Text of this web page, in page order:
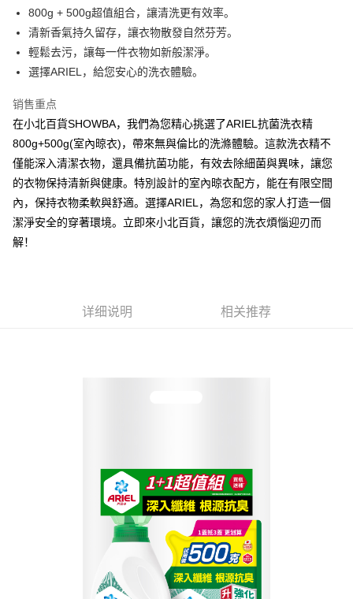
AFTEE先享后付
相关说明
一、關於 AFTEE先享後付
1. 於付款方式選擇AFTEE先享後付，將跳出AFTEE先享後付手機驗證視
2. 進行簡訊驗證之後，即可完成結帳手續。
3. 訂單確認後不需事先繳費，商品會配送至您的指定地址。
4. 下訂完成後，您的手機會收到一封繳費通知簡訊，APP會員則會收到
AFTEE APP推播通知。
5. 收到商品當下無需繳費，確認無誤後，請再利用繳費通知簡訊或AFTEE
APP於四大便利商店‧ATM/網銀等方式進行付款。
請留意繳費期限為 14 天。唯有下載 AFTEE App 成為 AFTEE 會員者方能享
有最長 45 天內付款之服務。
繳費期限，為商家向您請款的時間，再加上使用AFTEE可延長的天數所計算
處理、利用，詳參 AFTEE 官網之『個人資料蒐集、處理及利用告知聲明』
https://aftee.tw/privacypolicy/）。
若款項超過繳費期限，將根據當次的金額加收年利率 16% 的逾期滯納金。
未成年的使用者，請事先徵得法定代理人或監護人之同意方可使用
若您對於個人資料之處理、利用有任何疑問，或欲行使相關法律權利，請聯
繫恩沛科技股份有限公司。若您不同意我們將上開所示之個人資料，連同必
要之購買訂單資訊提供予 AFTEE ，或讓 AFTEE 蒐集處理利用您的個人資
ATM付款
运送方式
全家取貨付款
每笔NT$60，满NT$599(含以上)免运费
付款後全家取貨
每笔NT$60，满NT$599(含以上)免运费
每笔NT$60，满NT$599(含以上)免运费
800g + 500g超值組合，讓清洗更有效率。
清新香氣持久留存，讓衣物散發自然芬芳。
輕鬆去污，讓每一件衣物如新般潔淨。
選擇ARIEL，給您安心的洗衣體驗。
销售重点
在小北百貨SHOWBA，我們為您精心挑選了ARIEL抗菌洗衣精
800g+500g(室內晾衣)，帶來無與倫比的洗滌體驗。這款洗衣精不
僅能深入清潔衣物，還具備抗菌功能，有效去除細菌與異味，讓您
的衣物保持清新與健康。特別設計的室內晾衣配方，能在有限空間
內，保持衣物柔軟與舒適。選擇ARIEL，為您和您的家人打造一個
潔淨安全的穿著環境。立即來小北百貨，讓您的洗衣煩惱迎刃而
解！
详细说明 相关推荐